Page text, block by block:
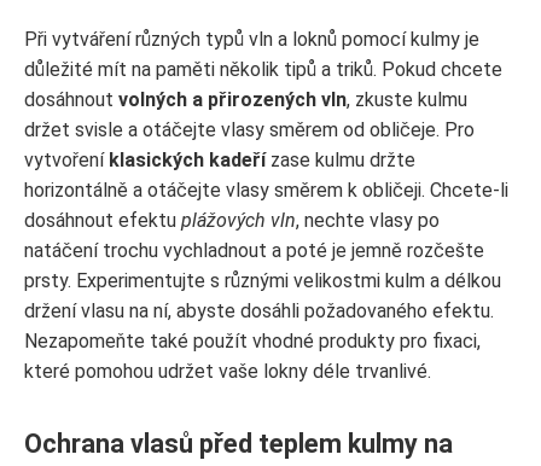
Při vytváření různých typů vln a loknů pomocí kulmy je
důležité mít na paměti několik tipů a triků. Pokud chcete
dosáhnout volných a přirozených vln, zkuste kulmu
držet svisle a otáčejte vlasy směrem od obličeje. Pro
vytvoření klasických kadeřízase kulmu držte
horizontálně a otáčejte vlasy směrem k obličeji. Chcete-li
dosáhnout efektu plážových vln, nechte vlasy po
natáčení trochu vychladnout a poté je jemně rozčešte
prsty. Experimentujte s různými velikostmi kulm a délkou
držení vlasu na ní, abyste dosáhli požadovaného efektu.
Nezapomeňte také použít vhodné produkty pro fixaci,
které pomohou udržet vaše lokny déle trvanlivé.
Ochrana vlasů před teplem kulmy na